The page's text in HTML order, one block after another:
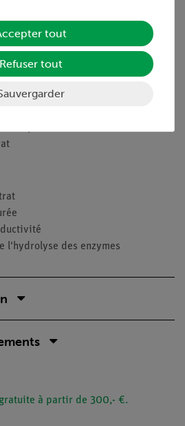
des tests grâce à la
sans fil
l'hydrolyse des enzymes
à partir de 300,- €.
tout
Refuser tout